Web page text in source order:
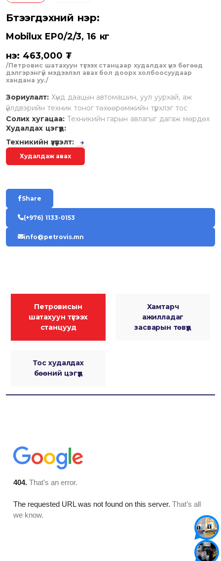
Бүтээгдэхүүний нэр:
Mobilux EP0/2/3, 16 кг
Үнэ: 463,000 ₮
/Петровис шатахуун түгээх станцаар худалдах үнэ бөгөөд
дэлгэрэнгүй мэдээлэл авах бол доорх холбоосуудаар
хандана уу./
Зориулалт: Хүнд даацын автомашин, уул уурхай, аж
үйлдвэрийн техник тоног төхөөрөмжийн түрхлэг тос
Солих хугацаа: Техникийн гарын авлагыг дагаж мөрдөх
Худалдах цэгүүд:
Техникийн үзүүлэлт:
Худалдаж авах
Share
(+976) 1133-0153
info@petrovis.mn
Петровисын
шатахуун түгээх
станцууд
Хамтарч
ажилладаг
засварын төвүүд
Тос худалдах
бөөний цэгүүд